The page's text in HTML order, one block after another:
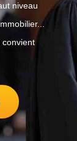
niveau
convient